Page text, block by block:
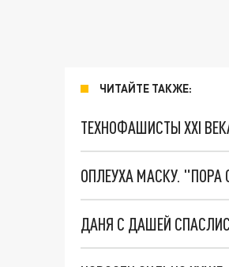
ЧИТАЙТЕ ТАКЖЕ:
ТЕХНОФАШИСТЫ XXI
ОПЛЕУХА МАСКУ. "ПОРА
ДАНЯ С ДАШЕЙ